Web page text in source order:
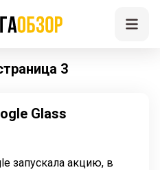
3
Glass
запускала акцию, в